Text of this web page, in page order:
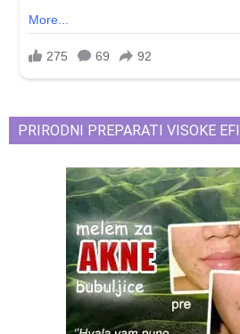
PRIRODNI PREPARATI VISOKE